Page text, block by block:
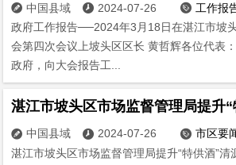
 中国县域  2024-07-26  工作报
政府工作报告──2024年3月18日在湛江市坡
会第四次会议上坡头区区长 黄哲辉各位代表
政府，向大会报告工...
 中国县域  2024-07-26  市区要
湛江市坡头区市场监督管理局提升“特供酒”